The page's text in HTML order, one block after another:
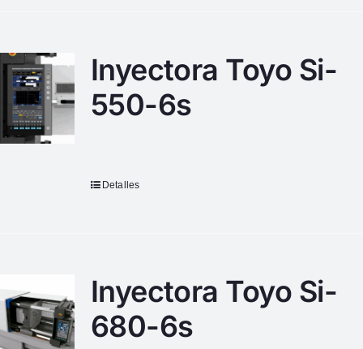
Inyectora Toyo Si-
550-6s
Detalles
Inyectora Toyo Si-
680-6s